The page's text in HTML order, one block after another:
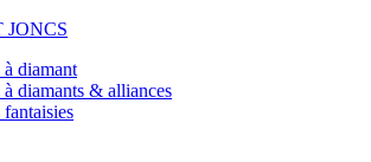
JONCS
à diamant
à diamants & alliances
fantaisies